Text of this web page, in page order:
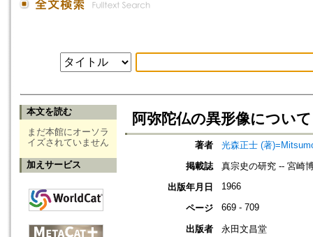
本文を読む
まだ本館にオーソラ
イズされていません
加えサービス
阿弥陀仏の異形像について
著者
光森正士 (著
掲載誌
真宗史の研究 -- 宮崎
出版年月日
1966
ページ 669 - 709
出版者
永田文昌堂